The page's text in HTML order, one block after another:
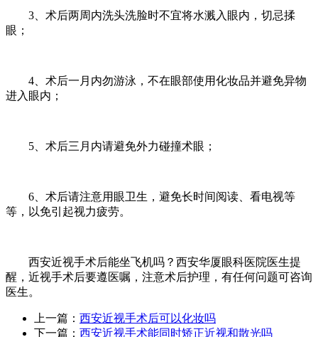
3、术后两周内洗头洗脸时不宜将水溅入眼内，切忌揉
眼；
4、术后一月内勿游泳，不在眼部使用化妆品并避免异物
进入眼内；
5、术后三月内请避免外力碰撞术眼；
6、术后请注意用眼卫生，避免长时间阅读、看电视等
等，以免引起视力疲劳。
西安近视手术后能坐飞机吗？西安华厦眼科医院医生提
醒，近视手术后要遵医嘱，注意术后护理，有任何问题可咨询
医生。
上一篇： 西安近视手术后可以化妆吗
下一篇： 西安近视手术能同时矫正近视和散光吗